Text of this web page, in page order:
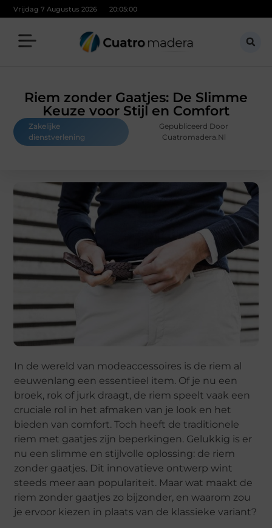
Vrijdag 7 Augustus 2026 20:05:01
Riem zonder Gaatjes: De Slimme
Keuze voor Stijl en Comfort
Zakelijke
dienstverlening
Gepubliceerd Door
Cuatromadera.nl
In de wereld van modeaccessoires is de riem al
eeuwenlang een essentieel item. Of je nu een
broek, rok of jurk draagt, de riem speelt vaak een
cruciale rol in het afmaken van je look en het
bieden van comfort. Toch heeft de traditionele
riem met gaatjes zijn beperkingen. Gelukkig is er
nu een slimme en stijlvolle oplossing: de riem
zonder gaatjes. Dit innovatieve ontwerp wint
steeds meer aan populariteit. Maar wat maakt de
riem zonder gaatjes zo bijzonder, en waarom zou
je ervoor kiezen in plaats van de klassieke variant?